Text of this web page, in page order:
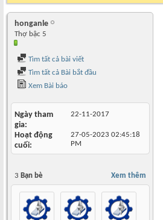
honganle
Thợ bậc 5
Tìm tất cả bài viết
Tìm tất cả Bài bắt đầu
Xem Bài báo
Ngày tham
gia
22-11-2017
Hoạt động
cuối
27-05-2023 02:45:18
PM
Xem thêm
3 Bạn bè